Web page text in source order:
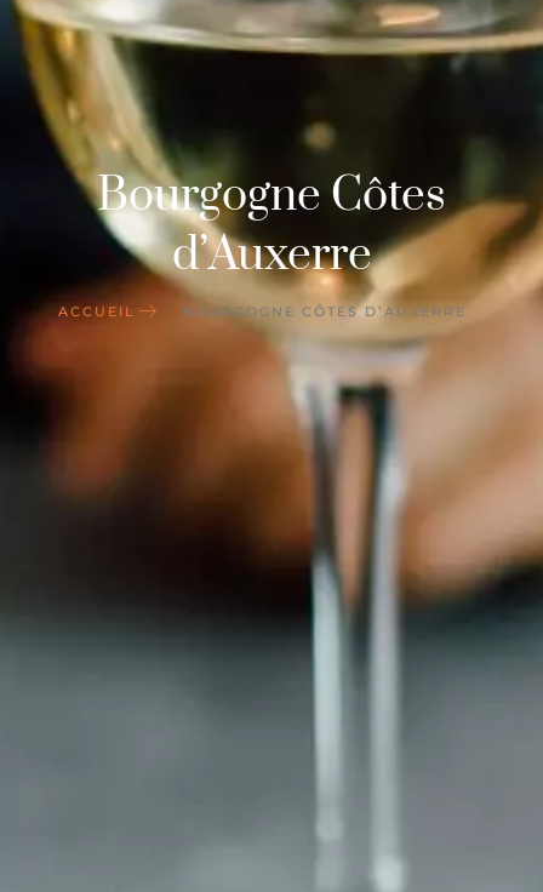
Bourgogne Côtes
d’Auxerre
ACCUEIL BOURGOGNE CÔTES D’AUXERRE